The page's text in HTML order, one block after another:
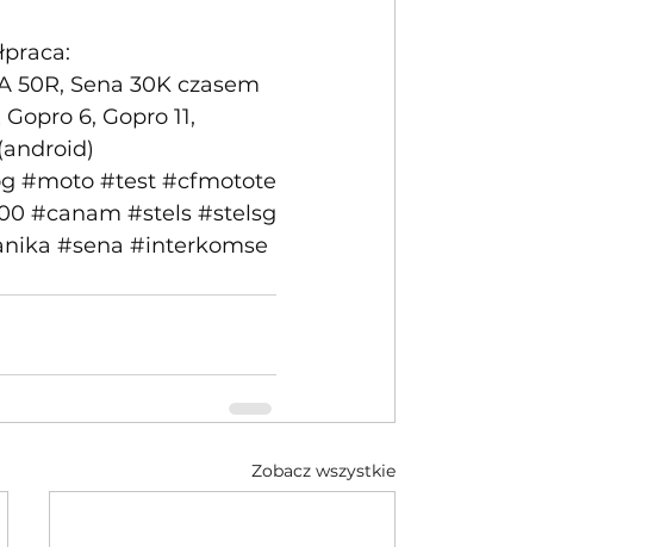
Sena 30K czasem
6, Gopro 11,
#moto #test #cfmotote
#canam #stels #stelsg
#sena #interkomse
Zobacz wszystkie